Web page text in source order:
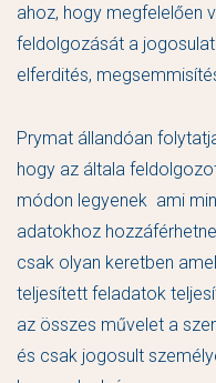
ahoz, hogy megfelelően
feldolgozását a
elferdités,
Prymat állandóan
hogy az általa
módon legyenek ami
adatokhoz
csak olyan keretben
teljesített feladatok
az összes művelet a
és csak jogosult